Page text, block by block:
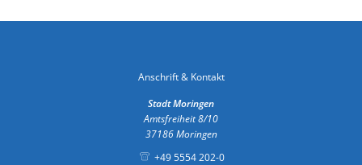
Anschrift & Kontakt
Stadt Moringen
Amtsfreiheit 8/10
37186 Moringen
+49 5554 202-0